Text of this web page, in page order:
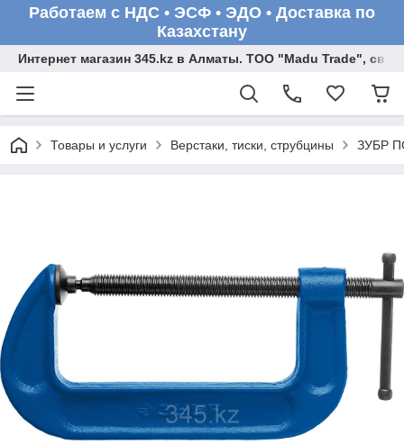
Работаем с НДС • ЭСФ • ЭДО • Доставка по
Казахстану
Интернет магазин 345.kz в Алматы. ТОО "Madu Trade",
Товары и услуги Верстаки, тиски, струбцины ЗУБР